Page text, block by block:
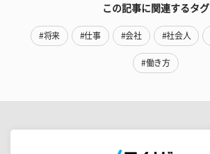
この記事に関連するタグ
#将来 #仕事 #会社 #社会人
#働き方